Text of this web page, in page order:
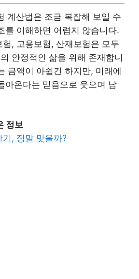
계산법은 조금 복잡해 보일 수
를 이해하면 어렵지 않습니다.
, 고용보험, 산재보험은 모두
안정적인 삶을 위해 존재합니
금액이 아쉽긴 하지만, 미래에
아온다는 믿음으로 웃으며 납
정보
, 정말 맞을까?